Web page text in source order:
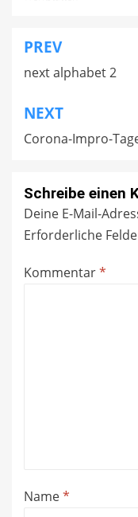
PREV
next alphabet 2
NEXT
Corona-Impro-
Schreibe einen
Deine E-Mail-
Erforderliche
Kommentar*
Name*